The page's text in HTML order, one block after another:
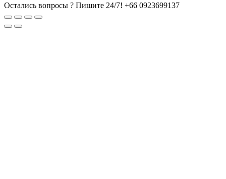
Остались вопросы ? Пишите 24/7! +66 0923699137